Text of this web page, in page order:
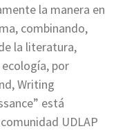
la manera en
combinando,
la literatura,
por
Writing
está
UDLAP